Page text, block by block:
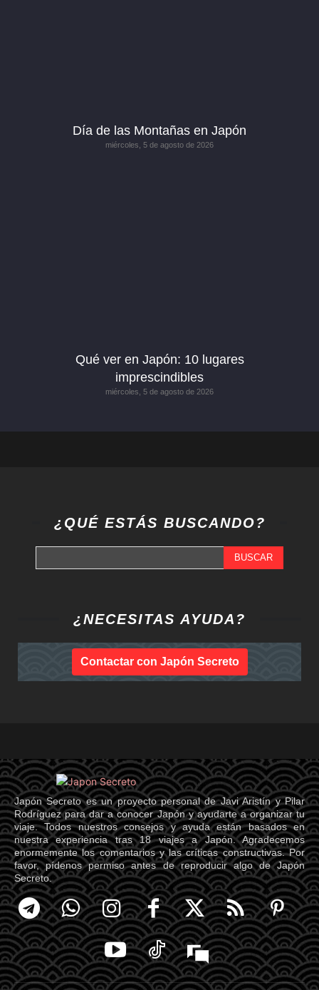
Día de las Montañas en Japón
miércoles, 5 de agosto de 2026
Qué ver en Japón: 10 lugares
imprescindibles
miércoles, 5 de agosto de 2026
¿QUÉ ESTÁS BUSCANDO?
BUSCAR
¿NECESITAS AYUDA?
Contactar con Japón Secreto
Japón Secreto es un proyecto personal de Javi Aristín y Pilar
Rodríguez para dar a conocer Japón y ayudarte a organizar tu
viaje. Todos nuestros consejos y ayuda están basados en
nuestra experiencia tras 18 viajes a Japón. Agradecemos
enormemente los comentarios y las críticas constructivas. Por
favor, pídenos permiso antes de reproducir algo de Japón
Secreto.